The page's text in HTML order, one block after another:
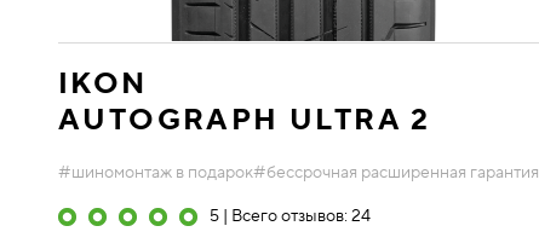
IKON
AUTOGRAPH ULTRA 2
#шиномонтаж в подарок#бессрочная расширенная гарантия
5 | Всего отзывов: 24